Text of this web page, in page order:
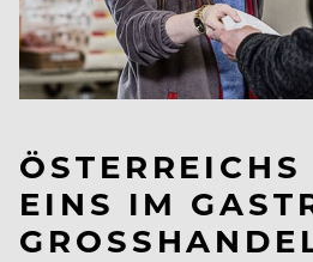
EINS IM
GROSSHANDEL